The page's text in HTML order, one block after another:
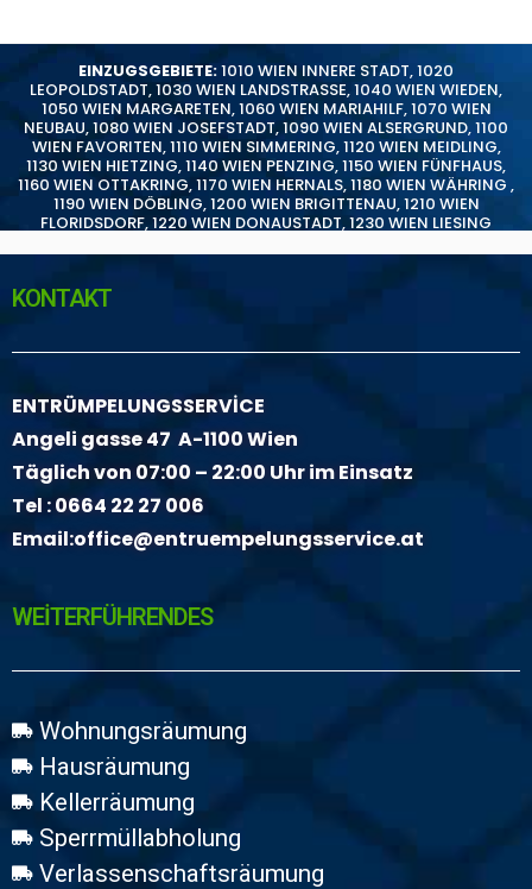
EINZUGSGEBIETE:1010 WIEN INNERE STADT,1020
LEOPOLDSTADT,1030 WIEN LANDSTRASSE,1040 WIEN WIEDEN,
1050 WIEN MARGARETEN,1060 WIEN MARIAHILF,1070 WIEN
NEUBAU,1080 WIEN JOSEFSTADT,1090 WIEN ALSERGRUND,1100
WIEN FAVORITEN,1110 WIEN SIMMERING,1120 WIEN MEIDLING,
1130 WIEN HIETZING,1140 WIEN PENZING,1150 WIEN FÜNFHAUS,
1160 WIEN OTTAKRING,1170 WIEN HERNALS,1180 WIEN WÄHRING ,
1190 WIEN DÖBLING,1200 WIEN BRIGITTENAU,1210 WIEN
FLORIDSDORF,1220 WIEN DONAUSTADT,1230 WIEN LIESING
KONTAKT
ENTRÜMPELUNGSSERVİCE
Angeli gasse 47 A-1100 Wien
Täglich von 07:00 – 22:00 Uhr im Einsatz
Tel :0664 22 27 006
Email:office@entruempelungsservice.at
WEİTERFÜHRENDES
Wohnungsräumung
Hausräumung
Kellerräumung
Sperrmüllabholung
Verlassenschaftsräumung